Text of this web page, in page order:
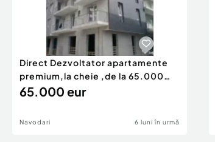
Direct Dezvoltator apartamente
premium,la cheie ,de la 65.000
eur
65.000 eur
Navodari 6 luni în urmă